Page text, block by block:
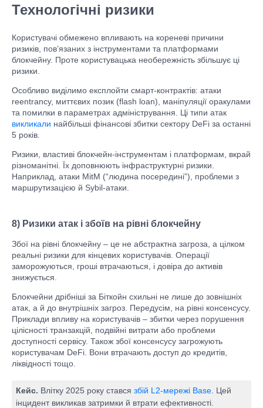
Технологічні ризики
Користувачі обмежено впливають на кореневі причини
ризиків, пов’язаних з інструментами та платформами
блокчейну. Проте користувацька необережність збільшує ці
ризики.
Особливо виділимо експлойти смарт-контрактів: атаки
reentrancy, миттєвих позик (flash loan), маніпуляції оракулами
та помилки в параметрах адміністрування. Ці типи атак
викликали найбільші фінансові збитки сектору DeFi за останні
5 років.
Ризики, властиві блокчейн-інструментам і платформам, вкрай
різноманітні. Їх доповнюють інфраструктурні ризики.
Наприклад, атаки MitM (“людина посередині”), проблеми з
маршрутизацією й Sybil-атаки.
8) Ризики атак і збоїв на рівні блокчейну
Збої на рівні блокчейну – це не абстрактна загроза, а цілком
реальні ризики для кінцевих користувачів. Операції
заморожуються, гроші втрачаються, і довіра до активів
знижується.
Блокчейни дрібніші за Біткойн схильні не лише до зовнішніх
атак, а й до внутрішніх загроз. Передусім, на рівні консенсусу.
Приклади впливу на користувачів – збитки через порушення
цілісності транзакцій, подвійні витрати або проблеми
доступності сервісу. Також збої консенсусу загрожують
користувачам DeFi. Вони втрачають доступ до кредитів,
ліквідності тощо.
Кейс. Влітку 2025 року стався збій L2-мережі Base . Цей
інцидент викликав затримки й втрати ефективності.